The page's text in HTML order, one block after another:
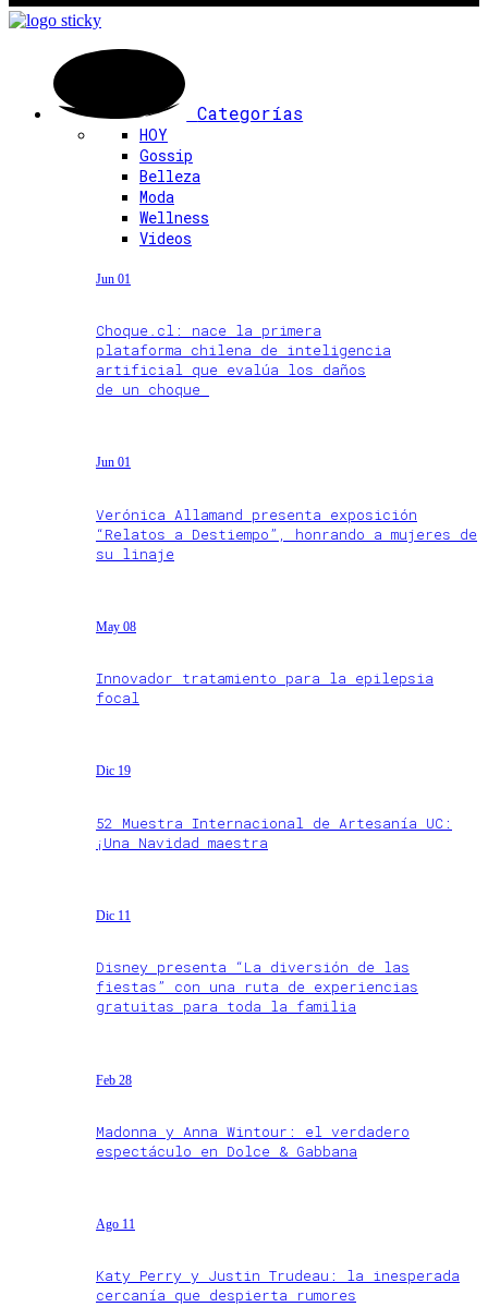
Categorías
HOY
Gossip
Belleza
Moda
Wellness
Videos
Jun 01
Choque.cl: nace la primera
plataforma chilena de inteligencia
artificial que evalúa los daños
de un choque
Jun 01
Verónica Allamand presenta exposición
“Relatos a Destiempo”, honrando a mujeres de
su linaje
May 08
Innovador tratamiento para la epilepsia
focal
Dic 19
52 Muestra Internacional de Artesanía UC:
¡Una Navidad maestra
Dic 11
Disney presenta “La diversión de las
fiestas” con una ruta de experiencias
gratuitas para toda la familia
Feb 28
Madonna y Anna Wintour: el verdadero
espectáculo en Dolce & Gabbana
Ago 11
Katy Perry y Justin Trudeau: la inesperada
cercanía que despierta rumores